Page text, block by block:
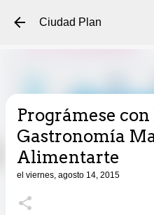
Ir al
Ciudad Plan
Prográmese con
Gastronomía
Alimentarte
el viernes, agosto 14, 2015